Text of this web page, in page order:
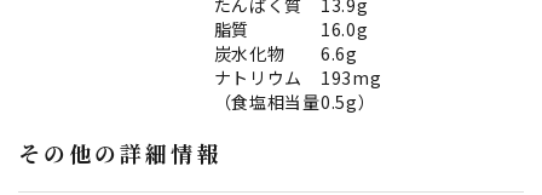
たんぱく質 13.9g
脂質 16.0g
炭水化物 6.6g
ナトリウム 193mg
（食塩相当量0.5g）
その他の詳細情報